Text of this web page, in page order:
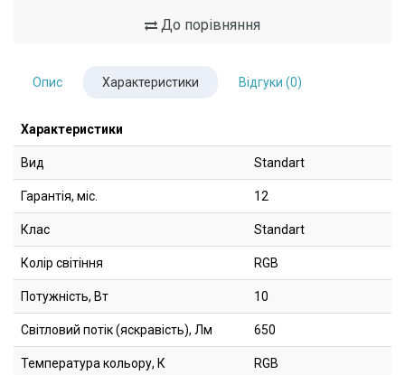
До порівняння
Опис Характеристики Відгуки (0)
Характеристики
Вид Standart
Гарантія, міс. 12
Клас Standart
Колір світіння RGB
Потужність, Вт 10
Світловий потік (яскравість), Лм 650
Температура кольору, К RGB